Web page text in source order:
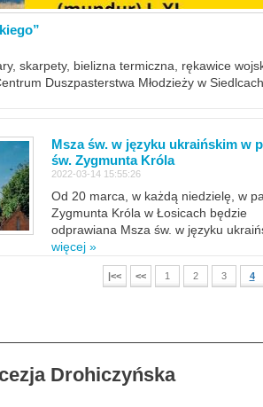
skarpety, bielizna termiczna, rękawice
Duszpasterstwa Młodzieży w Siedlcach.
Msza św. w języku ukraińskim w
św. Zygmunta Króla
2022-03-14 15:55:26
Od 20 marca, w każdą niedzielę, w
Zygmunta Króla w Łosicach będzie
odprawiana Msza św. w języku
więcej »
|<< << 1 2 3 4
Drohiczyńska